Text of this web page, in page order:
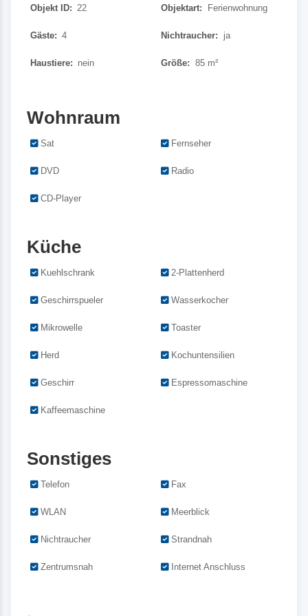
Objekt ID: 22 Objektart: Ferienwohnung
Gäste: 4 Nichtraucher: ja
Haustiere: nein Größe: 85 m²
Wohnraum
Sat Fernseher
DVD Radio
CD-Player
Küche
Kuehlschrank 2-Plattenherd
Geschirrspueler Wasserkocher
Mikrowelle Toaster
Herd Kochuntensilien
Geschirr Espressomaschine
Kaffeemaschine
Sonstiges
Telefon Fax
WLAN Meerblick
Nichtraucher Strandnah
Zentrumsnah Internet Anschluss